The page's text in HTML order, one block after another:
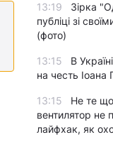
13:19
Зірка
публіці зі
(фото)
13:15
В
на честь Іоана
13:15
Не те що
вентилятор не
лайфхак, як